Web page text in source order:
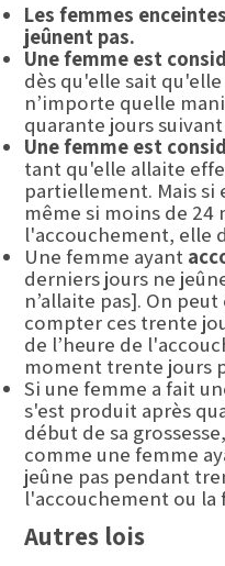
Les femmes
jeûnent pas.
Une femme est
dès qu'elle sait
n’importe quelle
quarante jours
Une femme est
tant qu'elle allaite
partiellement. Mais
même si moins de 24
l'accouchement, elle
Une femme ayant
derniers jours ne
n’allaite pas]. On
compter ces trente
de l’heure de
moment trente jours
Si une femme a fait
s'est produit après
début de sa
comme une femme
jeûne pas pendant
l'accouchement ou la
Autres lois